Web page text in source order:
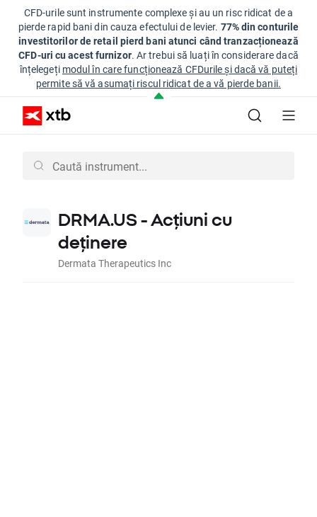
CFD-urile sunt instrumente complexe și au un risc ridicat de a
pierde rapid bani din cauza efectului de levier. 77% din conturile
investitorilor de retail pierd bani atunci când tranzacționează
CFD-uri cu acest furnizor. Ar trebui să luați în considerare dacă
înțelegeți modul în care funcționează CFDurile și dacă vă puteți
permite să vă asumați riscul ridicat de a vă pierde banii.
DRMA.US - Acțiuni cu
deținere
Dermata Therapeutics Inc